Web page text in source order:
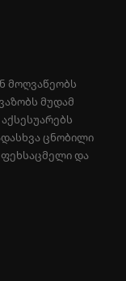
ᲛᲝᲦᲕᲐᲬᲔᲝᲑᲡ
ᲛᲣᲓᲐᲛ
ᲪᲜᲝᲑᲘᲚᲘ
ᲤᲔᲮᲡᲐᲪᲛᲔᲚᲘ ᲓᲐ